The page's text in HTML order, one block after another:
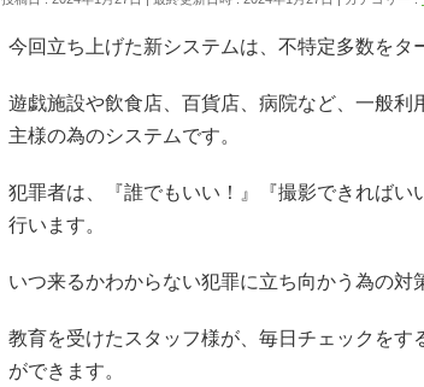
今回立ち上げた新システムは、不特定多数をタ
遊戯施設や飲食店、百貨店、病院など、一般
主様の為のシステムです。
犯罪者は、『誰でもいい！』『撮影できれば
行います。
いつ来るかわからない犯罪に立ち向かう為の対
教育を受けたスタッフ様が、毎日チェックを
ができます。